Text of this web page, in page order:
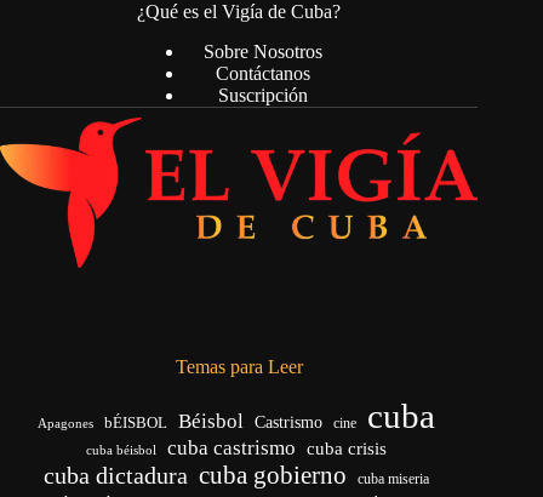
¿Qué es el Vigía de Cuba?
Sobre Nosotros
Contáctanos
Suscripción
Temas para Leer
Apagones bÉISBOL Béisbol Castrismo cine cuba
cuba béisbol cuba castrismo cuba crisis
cuba dictadura cuba gobierno cuba miseria